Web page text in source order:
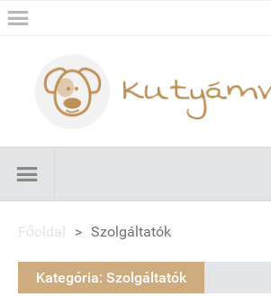
Főoldal > Szolgáltatók
Kategória: Szolgáltatók